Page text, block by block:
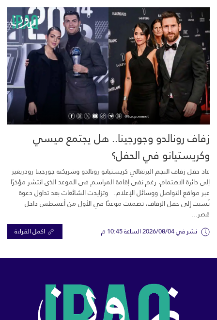
زفاف رونالدو وجورجينا.. هل يجتمع ميسي
وكريستيانو في الحفل؟
عاد حفل زفاف النجم البرتغالي كريستيانو رونالدو وشريكته جورجينا رودريغيز
إلى دائرة الاهتمام، رغم نفي إقامة المراسم في الموعد الذي انتشر مؤخرًا
عبر مواقع التواصل ووسائل الإعلام. وتزايدت الشائعات بعد تداول دعوة
نُسبت إلى حفل الزفاف، تضمنت موعدًا في الأول من أغسطس داخل
قصر...
نشر في 2026/08/04 الساعة 10:45 م اكمل القراءة